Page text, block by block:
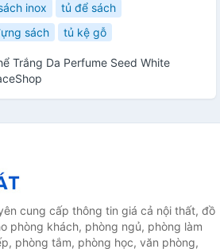
inox
tủ để sách
sách tủ kệ gỗ
Trắng Da Perfume Seed White
cung cấp thông tin giá cả nội thất, đồ
phòng khách, phòng ngủ, phòng làm
phòng tắm, phòng học, văn phòng,